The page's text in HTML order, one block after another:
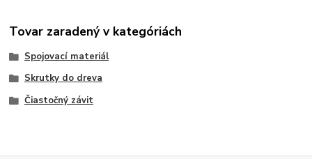
Tovar zaradený v kategóriách
Spojovací materiál
Skrutky do dreva
Čiastočný závit